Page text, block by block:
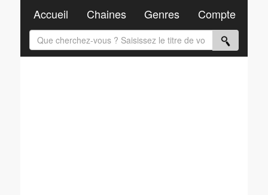
Accueil Chaines Genres Compte